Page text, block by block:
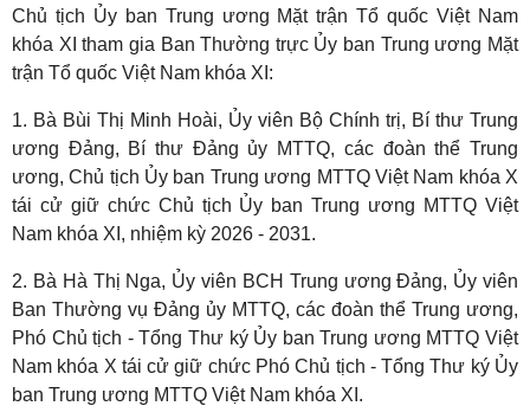
Chủ tịch Ủy ban Trung ương Mặt trận Tổ quốc Việt Nam
khóa XI tham gia Ban Thường trực Ủy ban Trung ương Mặt
trận Tổ quốc Việt Nam khóa XI:
1. Bà Bùi Thị Minh Hoài, Ủy viên Bộ Chính trị, Bí thư Trung
ương Đảng, Bí thư Đảng ủy MTTQ, các đoàn thể Trung
ương, Chủ tịch Ủy ban Trung ương MTTQ Việt Nam khóa X
tái cử giữ chức Chủ tịch Ủy ban Trung ương MTTQ Việt
Nam khóa XI, nhiệm kỳ 2026 - 2031.
2. Bà Hà Thị Nga, Ủy viên BCH Trung ương Đảng, Ủy viên
Ban Thường vụ Đảng ủy MTTQ, các đoàn thể Trung ương,
Phó Chủ tịch - Tổng Thư ký Ủy ban Trung ương MTTQ Việt
Nam khóa X tái cử giữ chức Phó Chủ tịch - Tổng Thư ký Ủy
ban Trung ương MTTQ Việt Nam khóa XI.